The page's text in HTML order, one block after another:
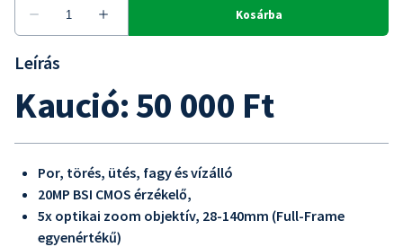
Leírás
Kaució: 50 000 Ft
Por, törés, ütés, fagy és vízálló
20MP BSI CMOS érzékelő,
5x optikai zoom objektív, 28-140mm (Full-Frame
egyenértékű)